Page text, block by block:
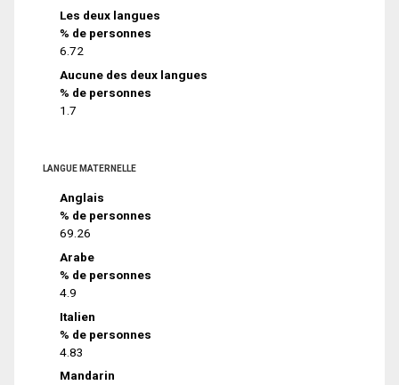
Les deux langues
% de personnes
6.72
Aucune des deux langues
% de personnes
1.7
LANGUE MATERNELLE
Anglais
% de personnes
69.26
Arabe
% de personnes
4.9
Italien
% de personnes
4.83
Mandarin